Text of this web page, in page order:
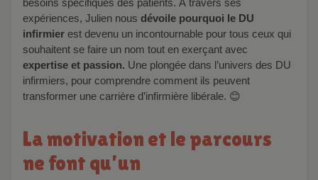
besoins spécifiques des patients. À travers ses
expériences, Julien nous dévoile pourquoi le DU
infirmier est devenu un incontournable pour tous ceux qui
souhaitent se faire un nom tout en exerçant avec
expertise et passion. Une plongée dans l’univers des DU
infirmiers, pour comprendre comment ils peuvent
transformer une carrière d’infirmière libérale. 😊
La motivation et le parcours
ne font qu’un